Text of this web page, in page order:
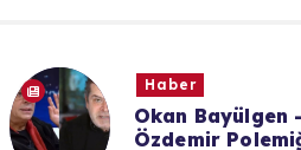
Haber
Okan Bayülgen - Cüneyt
Özdemir Polemiği